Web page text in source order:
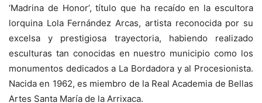
‘Madrina de Honor’, título que ha recaído en la escultora
lorquina Lola Fernández Arcas, artista reconocida por su
excelsa y prestigiosa trayectoria, habiendo realizado
esculturas tan conocidas en nuestro municipio como los
monumentos dedicados a La Bordadora y al Procesionista.
Nacida en 1962, es miembro de la Real Academia de Bellas
Artes Santa María de la Arrixaca.